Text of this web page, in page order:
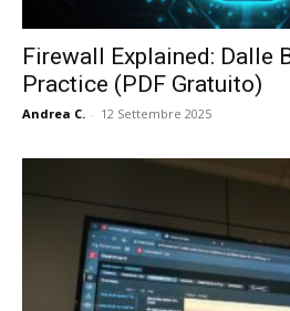
Firewall Explained: Dalle
Practice (PDF Gratuito)
Andrea C. - 12 Settembre 2025